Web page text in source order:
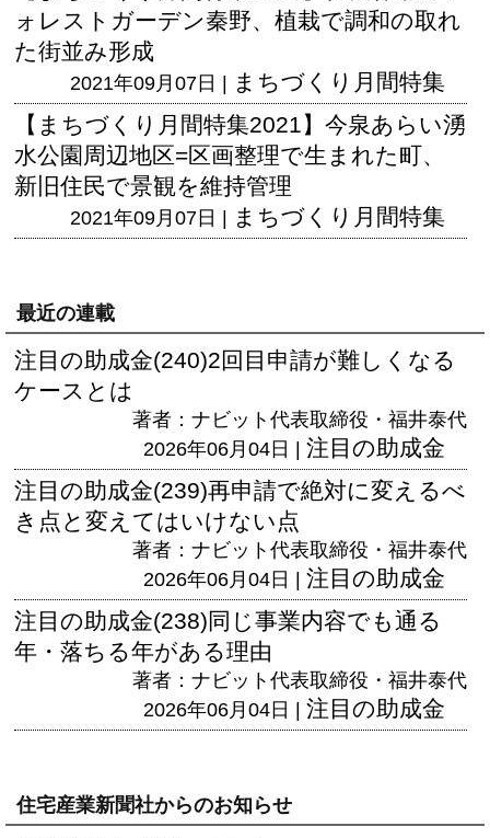
ォレストガーデン秦野、植栽で調和の取れ
た街並み形成
2021年09月07日 |
まちづくり月間特集
【まちづくり月間特集2021】今泉あらい湧
水公園周辺地区=区画整理で生まれた町、
新旧住民で景観を維持管理
2021年09月07日 | まちづくり月間特集
最近の連載
注目の助成金(240)2回目申請が難しくなる
ケースとは
著者：ナビット代表取締役・福井泰代
2026年06月04日 | 注目の助成金
注目の助成金(239)再申請で絶対に変えるべ
き点と変えてはいけない点
著者：ナビット代表取締役・福井泰代
2026年06月04日 | 注目の助成金
注目の助成金(238)同じ事業内容でも通る
年・落ちる年がある理由
著者：ナビット代表取締役・福井泰代
2026年06月04日 | 注目の助成金
住宅産業新聞社からのお知らせ